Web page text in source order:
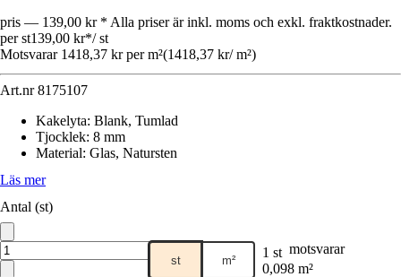
pris — 139,00 kr * Alla priser är inkl. moms och exkl. fraktkostnader.
per st139,00 kr*/ st
Motsvarar 1418,37 kr per m²(1418,37 kr/ m²)
Art.nr 8175107
Kakelyta: Blank, Tumlad
Tjocklek: 8 mm
Material: Glas, Natursten
Läs mer
Antal (st)
st m² 1 st motsvarar
0,098 m²